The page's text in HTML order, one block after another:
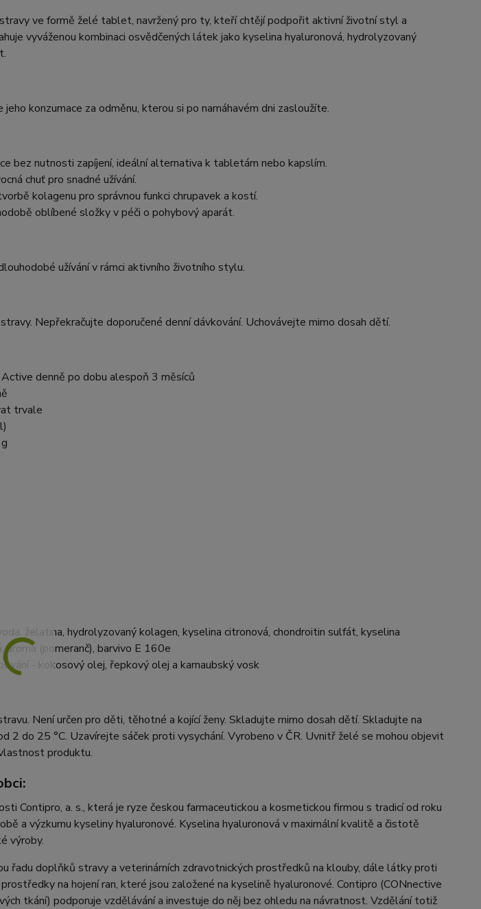
ve formě želé tablet, navržený pro ty, kteří chtějí podpořit aktivní životní styl a
vyváženou kombinaci osvědčených látek jako kyselina hyaluronová, hydrolyzovaný
konzumace za odměnu, kterou si po namáhavém dni zasloužíte.
bez nutnosti zapíjení, ideální alternativa k tabletám nebo kapslím.
chuť pro snadné užívání.
kolagenu pro správnou funkci chrupavek a kostí.
oblíbené složky v péči o pohybový aparát.
užívání v rámci aktivního životního stylu.
Nepřekračujte doporučené denní dávkování. Uchovávejte mimo dosah dětí.
denně po dobu alespoň 3 měsíců
trvale
želatina, hydrolyzovaný kolagen, kyselina citronová, chondroitin sulfát, kyselina
aroma (pomeranč), barvivo E 160e
- kokosový olej, řepkový olej a karnaubský vosk
Není určen pro děti, těhotné a kojící ženy. Skladujte mimo dosah dětí. Skladujte na
2 do 25 °C. Uzavírejte sáček proti vysychání. Vyrobeno v ČR. Uvnitř želé se mohou objevit
produktu.
Contipro, a. s., která je ryze českou farmaceutickou a kosmetickou firmou s tradicí od roku
a výzkumu kyseliny hyaluronové. Kyselina hyaluronová v maximální kvalitě a čistotě
výroby.
řadu doplňků stravy a veterinárních zdravotnických prostředků na klouby, dále látky proti
na hojení ran, které jsou založené na kyselině hyaluronové. Contipro (CONnective
tkání) podporuje vzdělávání a investuje do něj bez ohledu na návratnost. Vzdělání totiž